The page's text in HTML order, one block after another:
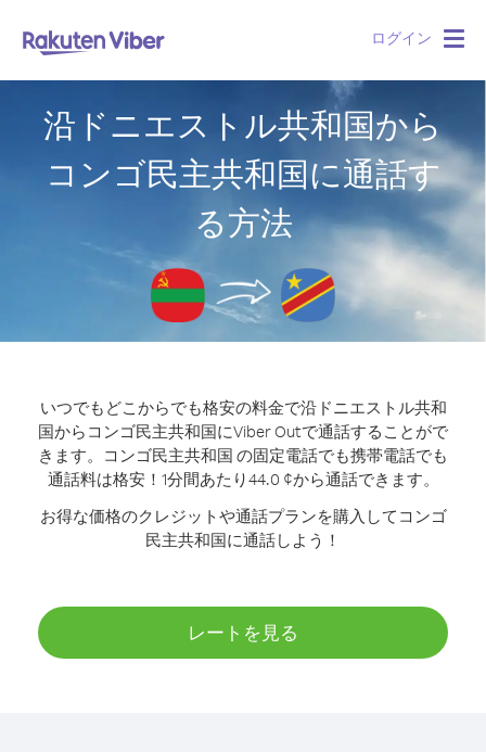
ログイン
沿ドニエストル共和国から
コンゴ民主共和国に通話す
る方法
いつでもどこからでも格安の料金で沿ドニエストル共和
国からコンゴ民主共和国にViber Outで通話することがで
きます。
コンゴ民主共和国 の固定電話でも携帯電話でも
通話料は格安！1分間あたり44.0 ¢から通話できます。
お得な価格のクレジットや通話プランを購入してコンゴ
民主共和国に通話しよう！
レートを見る